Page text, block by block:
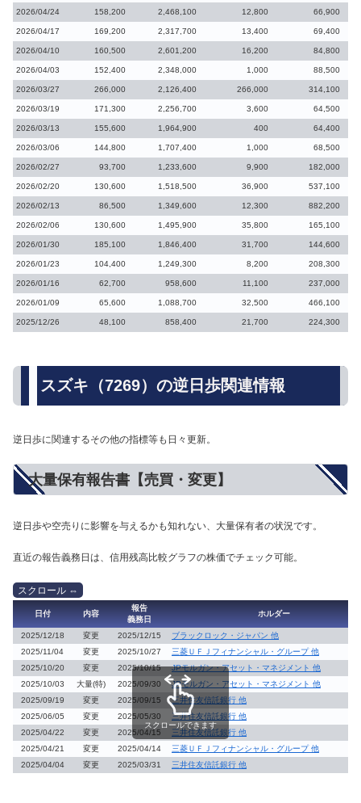
2026/04/24 158,200 2,468,100 12,800 66,900
2026/04/17 169,200 2,317,700 13,400 69,400
2026/04/10 160,500 2,601,200 16,200 84,800
2026/04/03 152,400 2,348,000 1,000 88,500
2026/03/27 266,000 2,126,400 266,000 314,100
2026/03/19 171,300 2,256,700 3,600 64,500
2026/03/13 155,600 1,964,900 400 64,400
2026/03/06 144,800 1,707,400 1,000 68,500
2026/02/27 93,700 1,233,600 9,900 182,000
2026/02/20 130,600 1,518,500 36,900 537,100
2026/02/13 86,500 1,349,600 12,300 882,200
2026/02/06 130,600 1,495,900 35,800 165,100
2026/01/30 185,100 1,846,400 31,700 144,600
2026/01/23 104,400 1,249,300 8,200 208,300
2026/01/16 62,700 958,600 11,100 237,000
2026/01/09 65,600 1,088,700 32,500 466,100
2025/12/26 48,100 858,400 21,700 224,300
スズキ（7269）の逆日歩関連情報
逆日歩に関連するその他の指標等も日々更新。
大量保有報告書【売買・変更】
逆日歩や空売りに影響を与えるかも知れない、大量保有者の状況です。
直近の報告義務日は、信用残高比較グラフの株価でチェック可能。
日付 内容
報告
義務日
ホルダー
2025/12/18 変更 2025/12/15
ブラックロック・ジャパン 他
2025/11/04
変更 2025/10/27
三菱ＵＦＪフィナンシャル・グループ 他
2025/10/20
変更 2025/10/15
JPモルガン・アセット・マネジメント 他
2025/10/03
大量(特) 2025/09/30
JPモルガン・アセット・マネジメント 他
2025/09/19
変更 2025/09/15
三井住友信託銀行 他
2025/06/05
変更 2025/05/30
三井住友信託銀行 他
2025/04/22
変更 2025/04/15
三井住友信託銀行 他
2025/04/21
変更 2025/04/14
三菱ＵＦＪフィナンシャル・グループ 他
2025/04/04
変更 2025/03/31 三井住友信託銀行 他
スクロールできます